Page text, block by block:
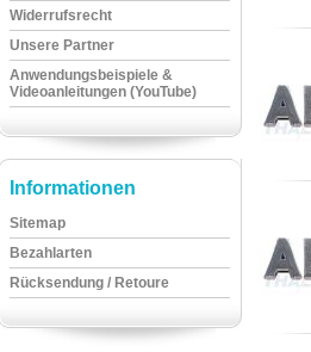
Widerrufsrecht
Unsere Partner
Anwendungsbeispiele &
Videoanleitungen (YouTube)
Informationen
Sitemap
Bezahlarten
Rücksendung / Retoure